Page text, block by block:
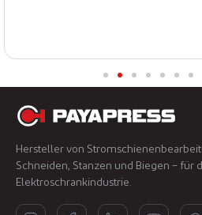
Hersteller von
Schneiden, Stanzen und Biegen – für
Elektroschrankindustrie.